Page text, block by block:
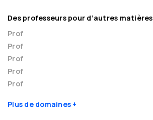
Des professeurs pour d’autres matières
Prof
Prof
Prof
Prof
Prof
Plus de domaines